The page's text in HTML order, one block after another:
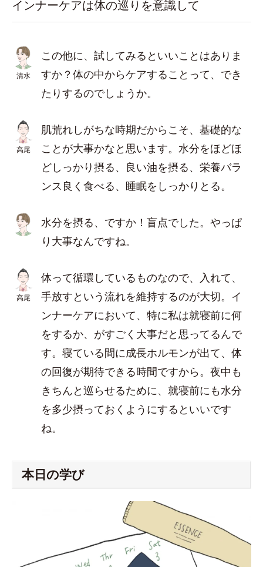
インナーケアは体の巡りを意識して
清水
この他に、試してみるといいことはありま
すか？体の中からケアすることって、でき
たりするのでしょうか。
高尾
肌荒れしがちな時期だからこそ、基礎的な
ことが大事かなと思います。水分をほどほ
どしっかり摂る、良い油を摂る、栄養バラ
ンス良く食べる、睡眠をしっかりとる。
水分を摂る、ですか！盲点でした。やっぱ
り大事なんですね。
高尾
体って循環しているものなので、入れて、
手放すという流れを維持するのが大切。イ
ンナーケアにおいて、特に私は就寝前に何
をするか、がすごく大事だと思ってるんで
す。寝ている間に成長ホルモンが出て、体
の回復が期待できる時間ですから。夜中も
きちんと巡らせるために、就寝前にも水分
を多少摂っておくようにするといいです
ね。
本日の学び